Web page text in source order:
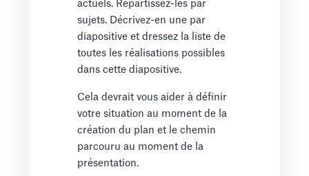
actuels. Répartissez-les par
sujets. Décrivez-en une par
diapositive et dressez la liste de
toutes les réalisations possibles
dans cette diapositive.
Cela devrait vous aider à définir
votre situation au moment de la
création du plan et le chemin
parcouru au moment de la
présentation.